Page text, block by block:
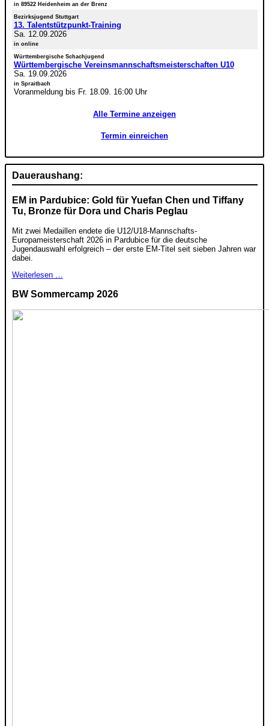
in 89522 Heidenheim an der Brenz
Bezirksjugend Stuttgart
13. Talentstützpunkt-Training
Sa. 12.09.2026
in online
Württembergische Schachjugend
Württembergische Vereinsmannschaftsmeisterschaften U10
Sa. 19.09.2026
in Spraitbach
Voranmeldung bis Fr. 18.09. 16:00 Uhr
Alle Termine anzeigen
Termin einreichen
Daueraushang:
EM in Pardubice: Gold für Yuefan Chen und Tiffany
Tu, Bronze für Dora und Charis Peglau
Mit zwei Medaillen endete die U12/U18-Mannschafts-
Europameisterschaft 2026 in Pardubice für die deutsche
Jugendauswahl erfolgreich – der erste EM-Titel seit sieben Jahren war
dabei.
Weiterlesen …
BW Sommercamp 2026